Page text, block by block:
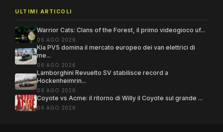
ULTIMI ARTICOLI
Warrior Cats: Clans of the Forest, il primo videogioco uf...
06 AGO 2026
Kia PV5 domina il mercato europeo dei van elettrici di
me...
06 AGO 2026
Lamborghini Revuelto SV stabilisce record a
Hockenheimrin...
06 AGO 2026
Coyote vs Acme: il ritorno di Willy il Coyote sul grande ...
06 AGO 2026